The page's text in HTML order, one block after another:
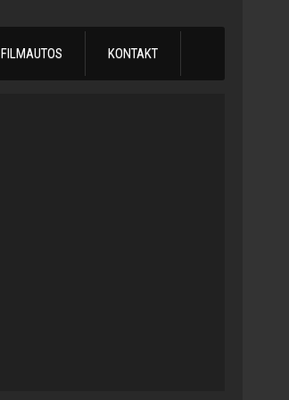
FILMAUTOS KONTAKT